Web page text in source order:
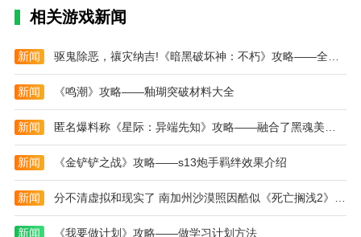
器。这里我们强烈推荐在游戏的前期选择两把步枪或者
源的搜刮和近距离的淘汰对战，使用狙击枪的场景不是
很多，而步枪和霰弹枪在中近距离作战都是比较好的。
具体的枪械大家可以按照自己的习惯来，Scar和M416
这两把都是比较推荐的，AKM要稍微差一些，手感比较
硬，但是很多玩家比较习惯AKM，也是无妨的。
有一点大家比较容易忽略，那就是投掷武器的使
用。我们强烈建议大家在身上备足烟雾弹和手雷，闪光
弹可以根据背包情况备上1-2个。投掷武器并不是说要
多用，而且说要在急用的情况下大家身上要有。
相关游戏新闻
新闻 驱鬼除恶，禳灾纳吉!《暗黑破坏神：不朽》攻略——全新商城时装【民俗妖怪】轻点舞步而来
新闻 《鸣潮》攻略——釉瑚突破材料大全
新闻 匿名爆料称《星际：异端先知》攻略——融合了黑魂美末和战神
新闻 《金铲铲之战》攻略——s13炮手羁绊效果介绍
新闻
新闻 《我要做计划》攻略——做学习计划方法